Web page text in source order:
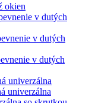
okien
v dutých
v dutých
v dutých
univerzálna
univerzálna